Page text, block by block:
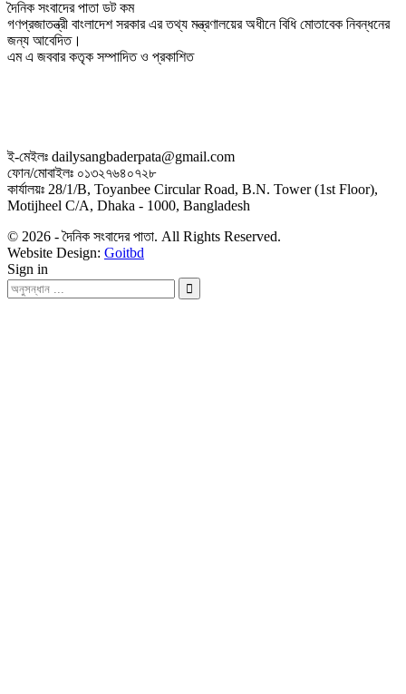
দৈনিক সংবাদের পাতা ডট কম
গণপ্রজাতন্ত্রী বাংলাদেশ সরকার এর তথ্য মন্ত্রণালয়ের অধীনে বিধি মোতাবেক নিবন্ধনের
জন্য আবেদিত।
এম এ জববার কতৃক সম্পাদিত ও প্রকাশিত
ই-মেইলঃ dailysangbaderpata@gmail.com
ফোন/মোবাইলঃ ০১৩২৭৬৪০৭২৮
কার্যালয়ঃ 28/1/B, Toyanbee Circular Road, B.N. Tower (1st Floor),
Motijheel C/A, Dhaka - 1000, Bangladesh
© 2026 - দৈনিক সংবাদের পাতা. All Rights Reserved.
Website Design: Goitbd
Sign in